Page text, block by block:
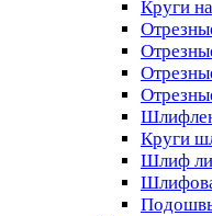
Круги
Круги
Шлиф